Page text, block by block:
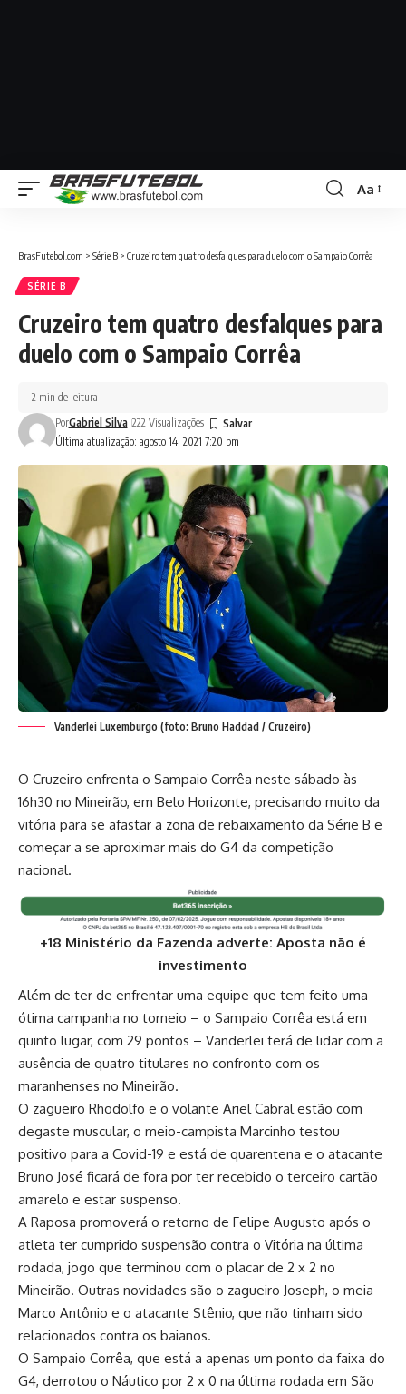
Aa
BrasFutebol.com > Série B > Cruzeiro tem quatro desfalques para duelo com o Sampaio Corrêa
SÉRIE B
Cruzeiro tem quatro desfalques para
duelo com o Sampaio Corrêa
Última atualização: agosto 14, 2021 7:20 pm
PorGabriel Silva 222 Visualizações
2 min de leitura
Vanderlei Luxemburgo (foto: Bruno Haddad / Cruzeiro)
O Cruzeiro enfrenta o Sampaio Corrêa neste sábado às
16h30 no Mineirão, em Belo Horizonte, precisando muito da
vitória para se afastar a zona de rebaixamento da Série B e
começar a se aproximar mais do G4 da competição
nacional.
+18 Ministério da Fazenda adverte: Aposta não é
investimento
Além de ter de enfrentar uma equipe que tem feito uma
ótima campanha no torneio – o Sampaio Corrêa está em
quinto lugar, com 29 pontos – Vanderlei terá de lidar com a
ausência de quatro titulares no confronto com os
maranhenses no Mineirão.
O zagueiro Rhodolfo e o volante Ariel Cabral estão com
degaste muscular, o meio-campista Marcinho testou
positivo para a Covid-19 e está de quarentena e o atacante
Bruno José ficará de fora por ter recebido o terceiro cartão
amarelo e estar suspenso.
A Raposa promoverá o retorno de Felipe Augusto após o
atleta ter cumprido suspensão contra o Vitória na última
rodada, jogo que terminou com o placar de 2 x 2 no
Mineirão. Outras novidades são o zagueiro Joseph, o meia
Marco Antônio e o atacante Stênio, que não tinham sido
relacionados contra os baianos.
O Sampaio Corrêa, que está a apenas um ponto da faixa do
G4, derrotou o Náutico por 2 x 0 na última rodada em São